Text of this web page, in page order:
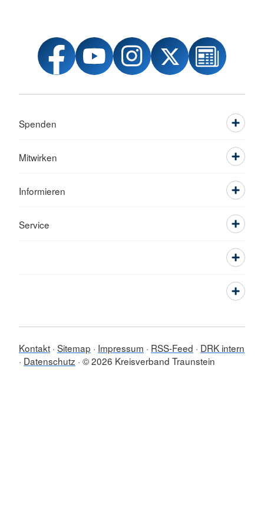
Spenden
Mitwirken
Informieren
Service
Kontakt Sitemap Impressum RSS-Feed
DRK intern
Datenschutz © 2026 Kreisverband Traunstein